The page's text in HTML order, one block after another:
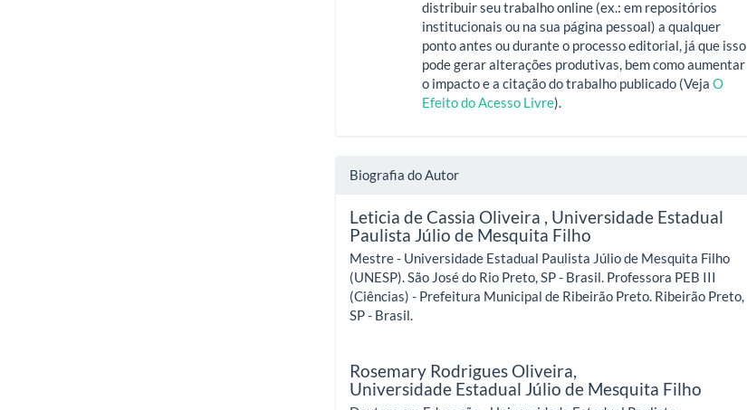
distribuir seu trabalho online (ex.: em repositórios
institucionais ou na sua página pessoal) a qualquer
ponto antes ou durante o processo editorial, já que isso
pode gerar alterações produtivas, bem como aumentar
o impacto e a citação do trabalho publicado (VejaO
Efeito do Acesso Livre).
Biografia do Autor
Leticia de Cassia Oliveira , Universidade Estadual
Paulista Júlio de Mesquita Filho
Mestre - Universidade Estadual Paulista Júlio de Mesquita Filho
(UNESP). São José do Rio Preto, SP - Brasil. Professora PEB III
(Ciências) - Prefeitura Municipal de Ribeirão Preto. Ribeirão Preto,
SP - Brasil.
Rosemary Rodrigues Oliveira,
Universidade Estadual Júlio de Mesquita Filho